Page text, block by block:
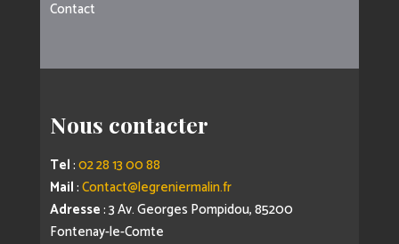
Contact
Nous contacter
Tel:02 28 13 00 88
Mail:Contact@legreniermalin.fr
Adresse: 3 Av. Georges Pompidou, 85200
Fontenay-le-Comte